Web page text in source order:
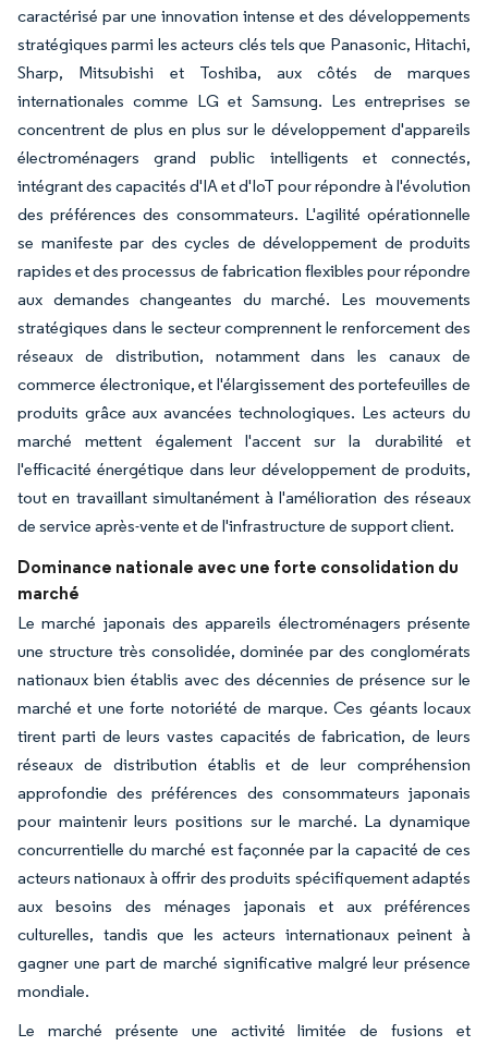
caractérisé par une innovation intense et des développements
stratégiques parmi les acteurs clés tels que Panasonic, Hitachi,
Sharp, Mitsubishi et Toshiba, aux côtés de marques
internationales comme LG et Samsung. Les entreprises se
concentrent de plus en plus sur le développement d'appareils
électroménagers grand public intelligents et connectés,
intégrant des capacités d'IA et d'IoT pour répondre à l'évolution
des préférences des consommateurs. L'agilité opérationnelle
se manifeste par des cycles de développement de produits
rapides et des processus de fabrication flexibles pour répondre
aux demandes changeantes du marché. Les mouvements
stratégiques dans le secteur comprennent le renforcement des
réseaux de distribution, notamment dans les canaux de
commerce électronique, et l'élargissement des portefeuilles de
produits grâce aux avancées technologiques. Les acteurs du
marché mettent également l'accent sur la durabilité et
l'efficacité énergétique dans leur développement de produits,
tout en travaillant simultanément à l'amélioration des réseaux
de service après-vente et de l'infrastructure de support client.
Dominance nationale avec une forte consolidation du
marché
Le marché japonais des appareils électroménagers présente
une structure très consolidée, dominée par des conglomérats
nationaux bien établis avec des décennies de présence sur le
marché et une forte notoriété de marque. Ces géants locaux
tirent parti de leurs vastes capacités de fabrication, de leurs
réseaux de distribution établis et de leur compréhension
approfondie des préférences des consommateurs japonais
pour maintenir leurs positions sur le marché. La dynamique
concurrentielle du marché est façonnée par la capacité de ces
acteurs nationaux à offrir des produits spécifiquement adaptés
aux besoins des ménages japonais et aux préférences
culturelles, tandis que les acteurs internationaux peinent à
gagner une part de marché significative malgré leur présence
mondiale.
Le marché présente une activité limitée de fusions et